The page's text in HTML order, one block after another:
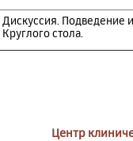
Дискуссия. Подведение
Круглого стола.
Центр